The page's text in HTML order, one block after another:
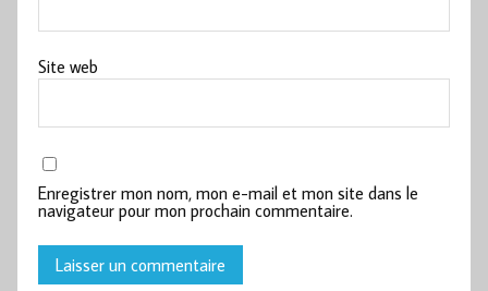
Site web
Enregistrer mon nom, mon e-mail et mon site dans le
navigateur pour mon prochain commentaire.